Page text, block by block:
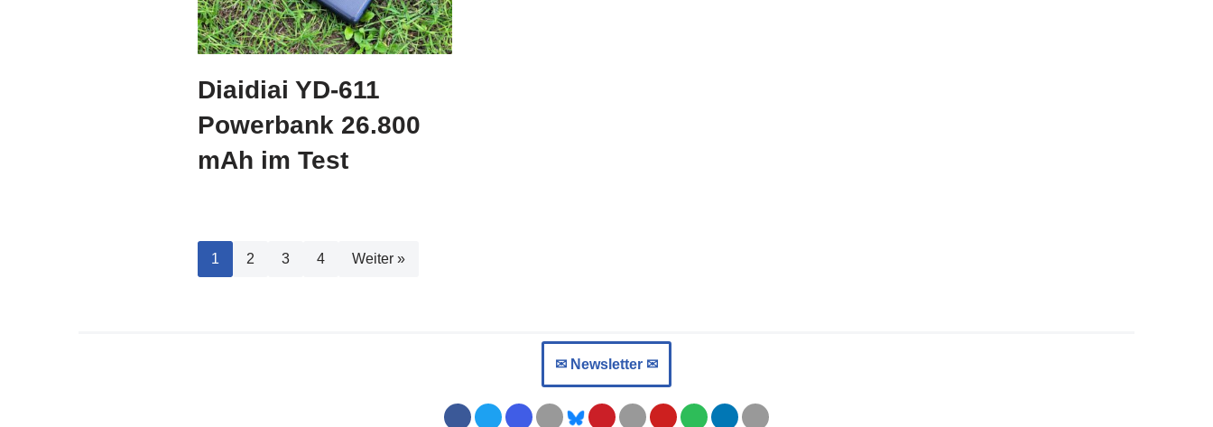
Diaidiai YD-611
Powerbank 26.800
mAh im Test
1 2 3 4 Weiter »
✉︎ Newsletter ✉︎